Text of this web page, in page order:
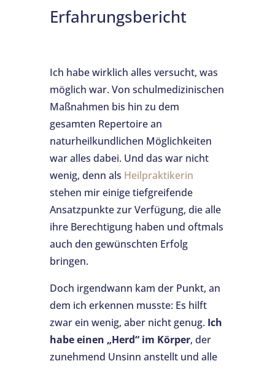
Erfahrungsbericht
Ich habe wirklich alles versucht, was
möglich war. Von schulmedizinischen
Maßnahmen bis hin zu dem
gesamten Repertoire an
naturheilkundlichen Möglichkeiten
war alles dabei. Und das war nicht
wenig, denn als Heilpraktikerin
stehen mir einige tiefgreifende
Ansatzpunkte zur Verfügung, die alle
ihre Berechtigung haben und oftmals
auch den gewünschten Erfolg
bringen.
Doch irgendwann kam der Punkt, an
dem ich erkennen musste: Es hilft
zwar ein wenig, aber nicht genug. Ich
habe einen „Herd“ im Körper, der
zunehmend Unsinn anstellt und alle